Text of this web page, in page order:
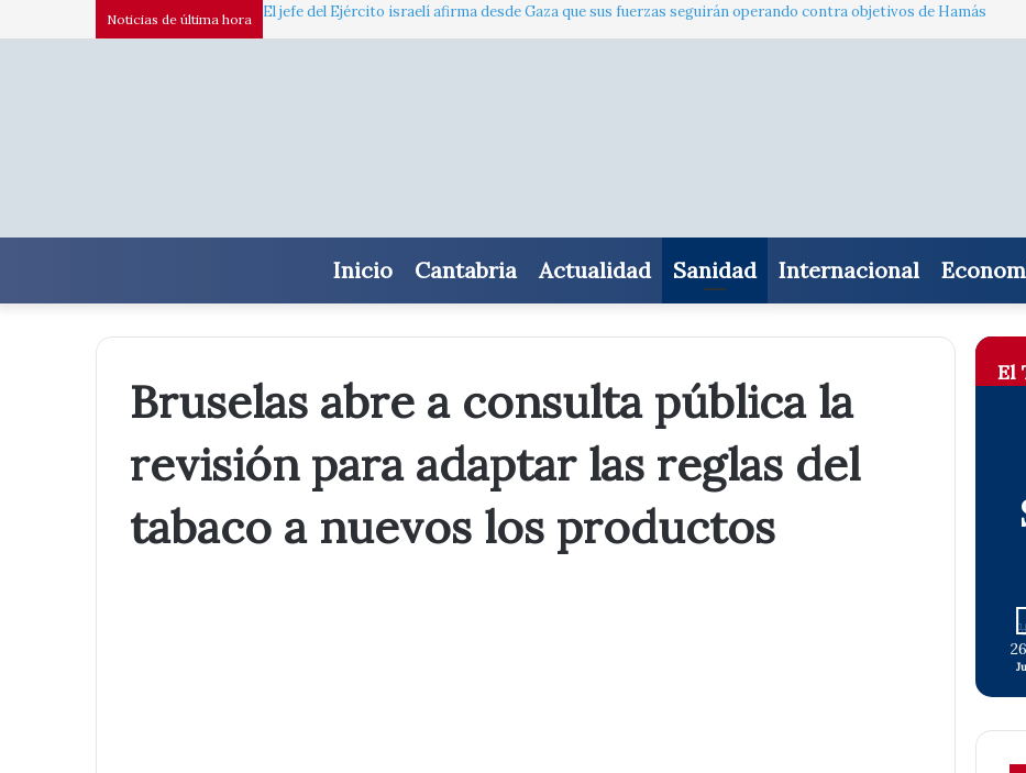
Noticias de última hora El jefe del Ejército israelí afirma desde Gaza que sus fuerzas seguirán operando contra objetivos de Hamás
Inicio Cantabria Actualidad Sanidad Internacional
Bruselas abre a consulta pública la
revisión para adaptar las reglas del
tabaco a nuevos los productos
El
26